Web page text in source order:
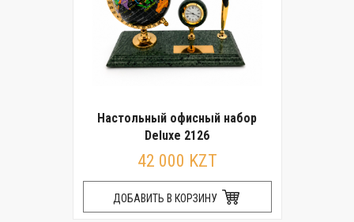
Настольный офисный набор
Deluxe 2126
42 000 KZT
ДОБАВИТЬ В КОРЗИНУ